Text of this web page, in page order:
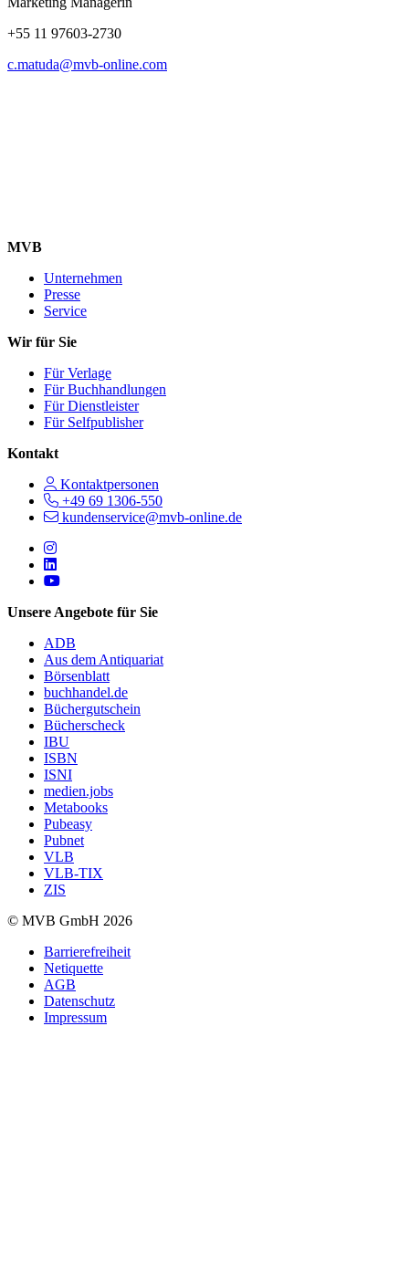
+55 11 97603-2730
c.matuda@mvb-online.com
MVB
Unternehmen
Presse
Service
Wir für Sie
Für Verlage
Für Buchhandlungen
Für Dienstleister
Für Selfpublisher
Kontakt
Kontaktpersonen
+49 69 1306-550
kundenservice@mvb-online.de
Follow us on https://www.instagram.com/lifeatmvb/
Follow us on https://www.linkedin.com/company/mvbbooks
Follow us on https://www.youtube.com/@mvbbooks
Unsere Angebote für Sie
ADB
Aus dem Antiquariat
Börsenblatt
buchhandel.de
Büchergutschein
Bücherscheck
IBU
ISBN
ISNI
medien.jobs
Metabooks
Pubeasy
Pubnet
VLB
VLB-TIX
ZIS
© MVB GmbH 2026
Barrierefreiheit
Netiquette
AGB
Datenschutz
Impressum